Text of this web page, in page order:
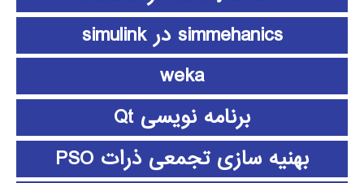
simmehanics در simulink
weka
برنامه نویسی Qt
بهنیه سازی تجمعی ذرات PSO